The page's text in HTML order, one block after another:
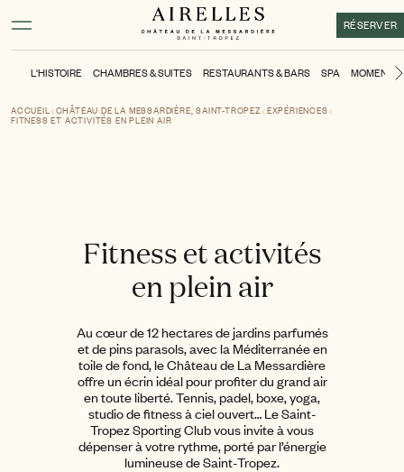
Activer le mode contraste élevé
RÉSERVER
L'HISTOIRE CHAMBRES & SUITES RESTAURANTS & BARS SPA MOMENTS
ACCUEIL CHÂTEAU DE LA MESSARDIÈRE, SAINT-TROPEZ EXPÉRIENCES
FITNESS ET ACTIVITÉS EN PLEIN AIR
Fitness et activités
en plein air
Au cœur de 12 hectares de jardins parfumés
et de pins parasols, avec la Méditerranée en
toile de fond, le Château de La Messardière
offre un écrin idéal pour profiter du grand air
en toute liberté. Tennis, padel, boxe, yoga,
studio de fitness à ciel ouvert… Le Saint-
Tropez Sporting Club vous invite à vous
dépenser à votre rythme, porté par l’énergie
lumineuse de Saint-Tropez.